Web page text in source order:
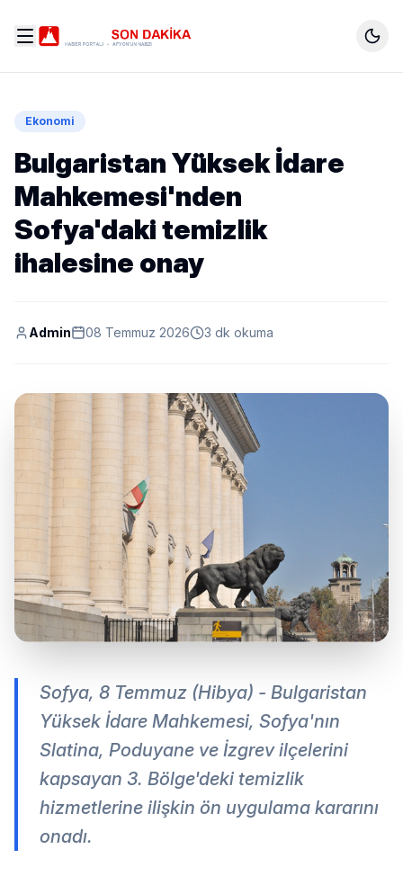
Ekonomi
Bulgaristan Yüksek İdare
Mahkemesi'nden
Sofya'daki temizlik
ihalesine onay
Admin 08 Temmuz 2026 3 dk okuma
Sofya, 8 Temmuz (Hibya) - Bulgaristan
Yüksek İdare Mahkemesi, Sofya'nın
Slatina, Poduyane ve İzgrev ilçelerini
kapsayan 3. Bölge'deki temizlik
hizmetlerine ilişkin ön uygulama kararını
onadı.